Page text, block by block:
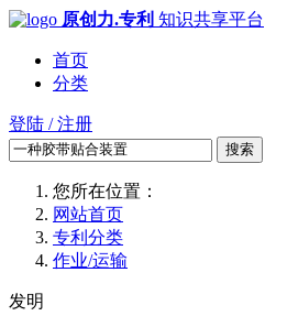
原创力.专利 知识共享平台
首页
分类
登陆 / 注册
搜索
您所在位置：
网站首页
专利分类
作业/运输
发明